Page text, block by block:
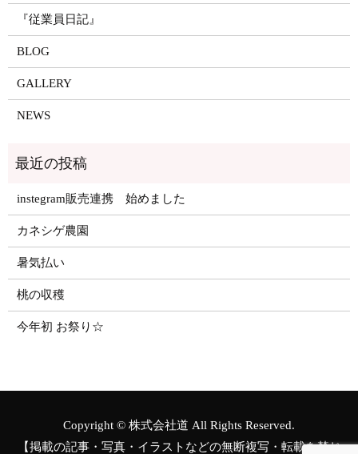
『従業員日記』
BLOG
GALLERY
NEWS
instegram販売連携 始めました
カネシゲ農園
暑気払い
桃の収穫
今年初 お祭り☆
Copyright © 株式会社道 All Rights Reserved.
【掲載の記事・写真・イラストなどの無断複写・転載を禁じ